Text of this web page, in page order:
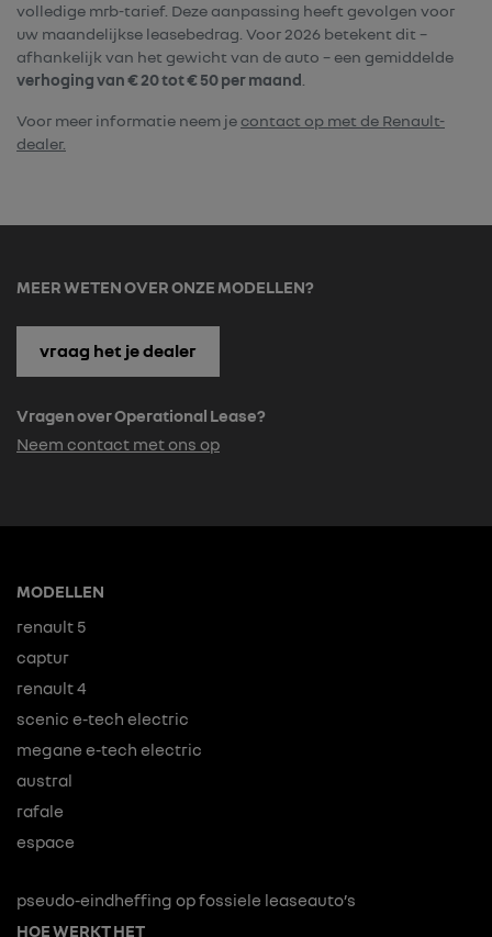
volledige mrb-tarief. Deze aanpassing heeft gevolgen voor
uw maandelijkse leasebedrag. Voor 2026 betekent dit –
afhankelijk van het gewicht van de auto – een gemiddelde
verhoging van € 20 tot € 50 per maand
Voor meer informatie neem jecontact op met de Renault-
dealer.
MEER WETEN OVER ONZE MODELLEN?
vraag het je dealer
Vragen over Operational Lease?
Neem contact met ons op
MODELLEN
renault 5
captur
renault 4
scenic e-tech electric
megane e-tech electric
austral
rafale
espace
pseudo-eindheffing op fossiele leaseauto’s
HOE WERKT HET